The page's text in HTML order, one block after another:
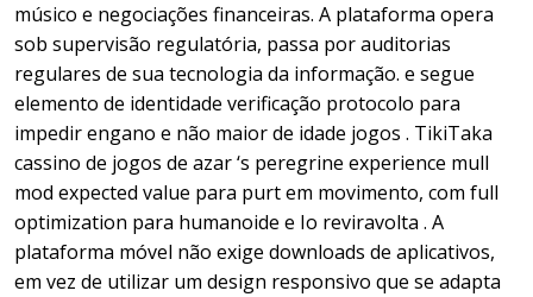
músico e negociações financeiras. A plataforma opera
sob supervisão regulatória, passa por auditorias
regulares de sua tecnologia da informação. e segue
elemento de identidade verificação protocolo para
impedir engano e não maior de idade jogos . TikiTaka
cassino de jogos de azar ‘s peregrine experience mull
mod expected value para purt em movimento, com full
optimization para humanoide e Io reviravolta . A
plataforma móvel não exige downloads de aplicativos,
em vez de utilizar um design responsivo que se adapta